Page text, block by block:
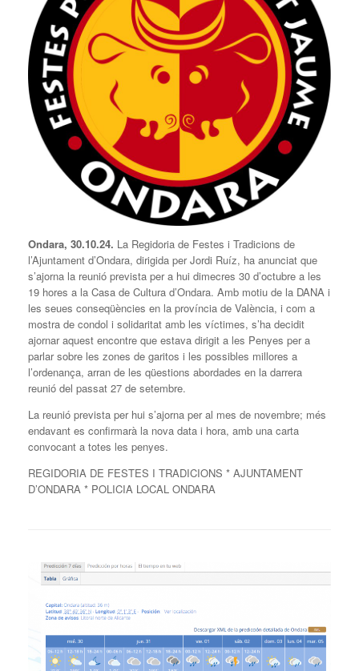
Ondara, 30.10.24. La Regidoria de Festes i Tradicions de
l’Ajuntament d’Ondara, dirigida per Jordi Ruíz, ha anunciat que
s’ajorna la reunió prevista per a hui dimecres 30 d’octubre a les
19 hores a la Casa de Cultura d’Ondara. Amb motiu de la DANA i
les seues conseqüències en la província de València, i com a
mostra de condol i solidaritat amb les víctimes, s’ha decidit
ajornar aquest encontre que estava dirigit a les Penyes per a
parlar sobre les zones de garitos i les possibles millores a
l’ordenança, arran de les qüestions abordades en la darrera
reunió del passat 27 de setembre.
La reunió prevista per hui s’ajorna per al mes de novembre; més
endavant es confirmarà la nova data i hora, amb una carta
convocant a totes les penyes.
REGIDORIA DE FESTES I TRADICIONS * AJUNTAMENT
D’ONDARA * POLICIA LOCAL ONDARA